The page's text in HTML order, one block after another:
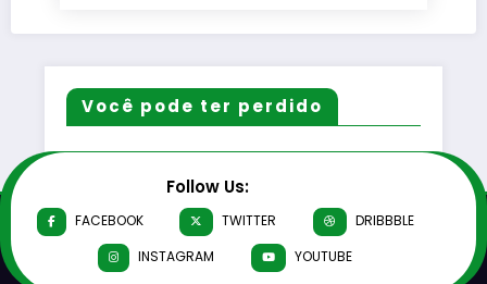
Você pode ter perdido
Follow Us:
FACEBOOK TWITTER
DRIBBBLE
INSTAGRAM
YOUTUBE